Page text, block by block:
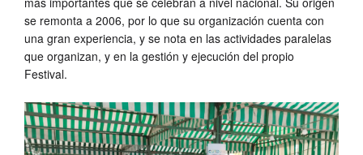
se remonta a 2006, por lo que su organización cuenta con
una gran experiencia, y se nota en las actividades paralelas
que organizan, y en la gestión y ejecución del propio
Festival.